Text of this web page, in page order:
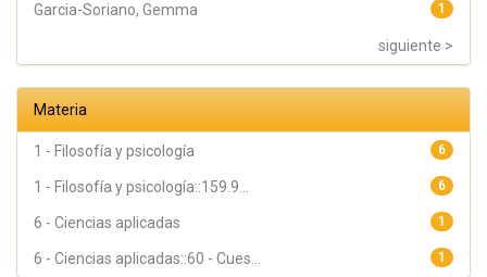
1
Garcia-Soriano, Gemma
siguiente >
Materia
6
1 - Filosofía y psicología
6
1 - Filosofía y psicología::159.9...
1
6 - Ciencias aplicadas
1
6 - Ciencias aplicadas::60 - Cues...